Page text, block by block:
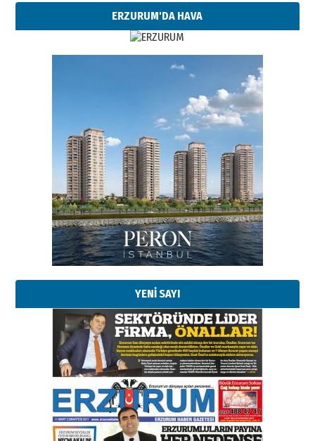
ERZURUM'DA HAVA
YENİ SAYI
Esat BİNDESEN
Başkan Sekmen’den Erzurum’a
bir vizyon proje daha!
02 Ağustos 2026 Pazar
Kadir SABUNCUOĞLU
Erzurumspor’un köşe taşları
29 Haziran 2026 Pazartesi